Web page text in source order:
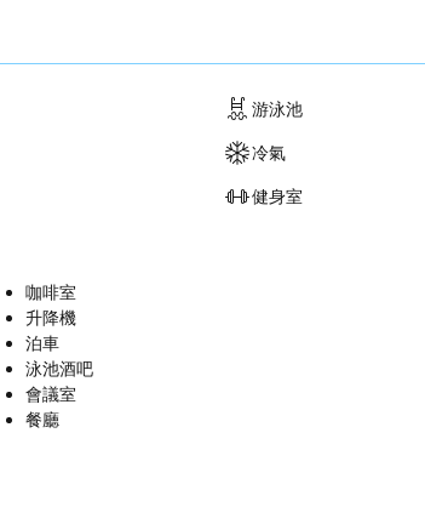
游泳池
冷氣
健身室
咖啡室
升降機
泊車
泳池酒吧
會議室
餐廳